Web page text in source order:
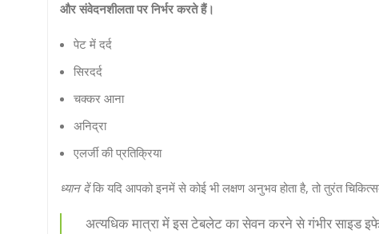
और संवेदनशीलता पर निर्भर करते हैं।
पेट में दर्द
सिरदर्द
चक्कर आना
अनिद्रा
एलर्जी की प्रतिक्रिया
ध्यान देंकि यदि आपको इनमें से कोई भी लक्षण अनुभव होता है, तो तुरंत
अत्यधिक मात्रा में इस टेबलेट का सेवन करने से गंभीर साइड